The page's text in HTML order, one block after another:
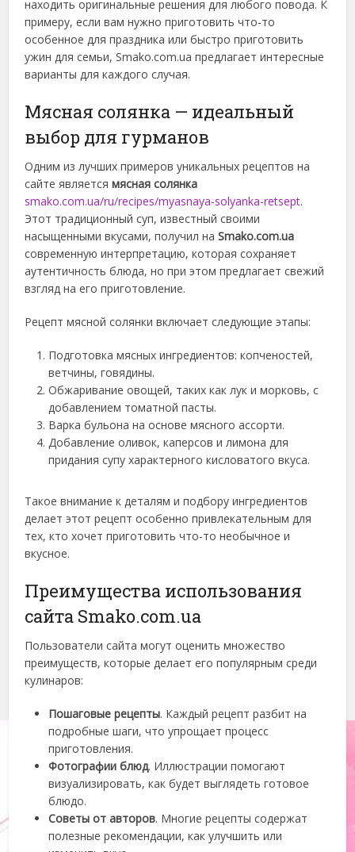
находить оригинальные решения для любого повода. К
примеру, если вам нужно приготовить что-то
особенное для праздника или быстро приготовить
ужин для семьи, Smako.com.ua предлагает интересные
варианты для каждого случая.
Мясная солянка — идеальный
выбор для гурманов
Одним из лучших примеров уникальных рецептов на
сайте являетсямясная солянка
smako.com.ua/ru/recipes/myasnaya-solyanka-retsept.
Этот традиционный суп, известный своими
насыщенными вкусами, получил наSmako.com.ua
современную интерпретацию, которая сохраняет
аутентичность блюда, но при этом предлагает свежий
взгляд на его приготовление.
Рецепт мясной солянки включает следующие этапы:
Подготовка мясных ингредиентов: копченостей,
ветчины, говядины.
Обжаривание овощей, таких как лук и морковь, с
добавлением томатной пасты.
Варка бульона на основе мясного ассорти.
Добавление оливок, каперсов и лимона для
придания супу характерного кисловатого вкуса.
Такое внимание к деталям и подбору ингредиентов
делает этот рецепт особенно привлекательным для
тех, кто хочет приготовить что-то необычное и
вкусное.
Преимущества использования
сайта Smako.com.ua
Пользователи сайта могут оценить множество
преимуществ, которые делает его популярным среди
кулинаров:
Пошаговые рецепты. Каждый рецепт разбит на
подробные шаги, что упрощает процесс
приготовления.
Фотографии блюд. Иллюстрации помогают
визуализировать, как будет выглядеть готовое
блюдо.
Советы от авторов. Многие рецепты содержат
полезные рекомендации, как улучшить или